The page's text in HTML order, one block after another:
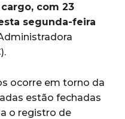
com 23
segunda-feira
ocorre em torno da
estão fechadas
o registro de